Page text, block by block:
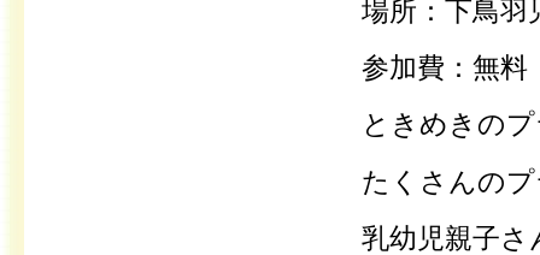
場所：下鳥羽
参加費：無
ときめきの
たくさんの
乳幼児親子